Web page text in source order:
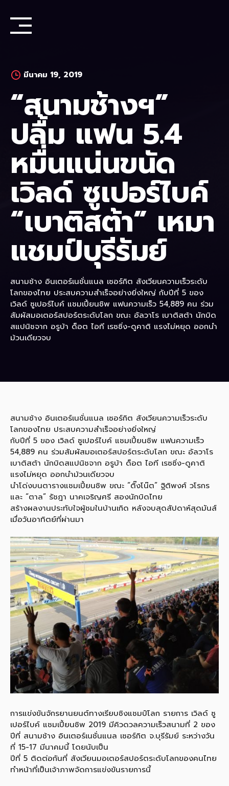
content
มีนาคม 19, 2019
“สนามช้างฯ”
ปลื้ม แฟน 5.4
หมื่นแน่นขนัด
เวิลด์ ซูเปอร์ไบค์
“เบาติสต้า” เหมา
แชมป์บุรีรัมย์
สนามช้าง อินเตอร์เนชั่นแนล เซอร์กิต สังเวียนความเร็วระดับ
โลกของไทย ประสบความสำเร็จอย่างยิ่งใหญ่ กับปีที่ 5 ของ
เวิลด์ ซูเปอร์ไบค์ แชมเปี้ยนชิพ แฟนความเร็ว 54,889 คน ร่วม
สัมผัสมอเตอร์สปอร์ตระดับโลก ขณะ อัลวาโร เบาติสต้า นักบิด
สแปนิชจาก อรูบ้า ด็อต ไอที เรซซิ่ง-ดูคาติ แรงไม่หยุด ออกนำ
ม้วนเดียวจบ
สนามช้าง อินเตอร์เนชั่นแนล เซอร์กิต สังเวียนความเร็วระดับ
โลกของไทย ประสบความสำเร็จอย่างยิ่งใหญ่
กับปีที่ 5 ของ เวิลด์ ซูเปอร์ไบค์ แชมเปี้ยนชิพ แฟนความเร็ว
54,889 คน ร่วมสัมผัสมอเตอร์สปอร์ตระดับโลก ขณะ อัลวาโร
เบาติสต้า นักบิดสแปนิชจาก อรูบ้า ด็อต ไอที เรซซิ่ง-ดูคาติ
แรงไม่หยุด ออกนำม้วนเดียวจบ
นำโด่งบนตารางแชมเปี้ยนชิพ ขณะ “ติ๊งโน๊ต” ฐิติพงศ์ วโรกร
และ “ตาล” รัชฎา นาคเจริญศรี สองนักบิดไทย
สร้างผลงานประทับใจผู้ชมในบ้านเกิด หลังจบสุดสัปดาห์สุดมันส์
เมื่อวันอาทิตย์ที่ผ่านมา
การแข่งขันจักรยานยนต์ทางเรียบชิงแชมป์โลก รายการ เวิลด์ ซู
เปอร์ไบค์ แชมเปี้ยนชิพ 2019 มีคิวดวลความเร็วสนามที่ 2 ของ
ปีที่ สนามช้าง อินเตอร์เนชั่นแนล เซอร์กิต จ.บุรีรัมย์ ระหว่างวัน
ที่ 15-17 มีนาคมนี้ โดยนับเป็น
ปีที่ 5 ติดต่อกันที่ สังเวียนมอเตอร์สปอร์ตระดับโลกของคนไทย
ทำหน้าที่เป็นเจ้าภาพจัดการแข่งขันรายการนี้